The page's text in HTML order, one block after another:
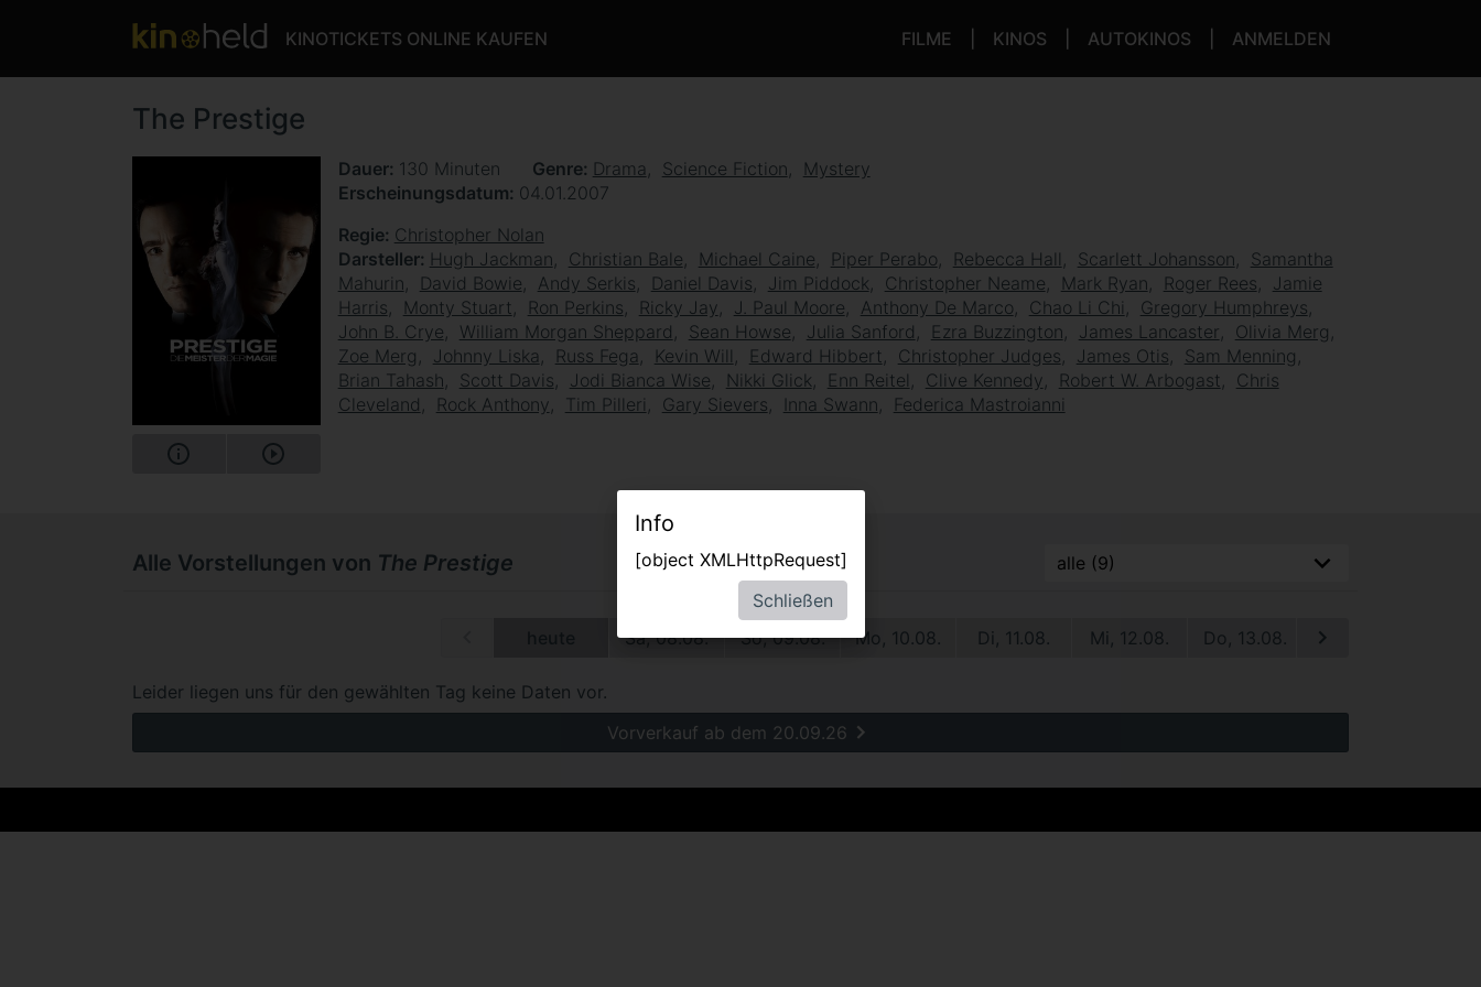
KINOTICKETS ONLINE KAUFEN FILME KINOS AUTOKINOS ANMELDEN
The Prestige
Dauer 130 Minuten Genre Drama Science Fiction
Mystery
Erscheinungsdatum 04.01.2007
Regie Christopher Nolan
Darsteller Hugh Jackman Christian Bale Michael Caine Piper Perabo Rebecca Hall Scarlett Johansson
Samantha
Mahurin
David Bowie Andy Serkis Daniel Davis Jim Piddock Christopher Neame Mark Ryan Roger Rees
Jamie
Harris
Monty Stuart Ron Perkins Ricky Jay J. Paul Moore Anthony De Marco Chao Li Chi
Gregory Humphreys
John B. Crye
William Morgan Sheppard Sean Howse Julia Sanford Ezra Buzzington James Lancaster
Olivia Merg
Zoe Merg
Johnny Liska Russ Fega Kevin Will Edward Hibbert Christopher Judges James Otis
Sam Menning
Brian Tahash
Scott Davis Jodi Bianca Wise Nikki Glick Enn Reitel Clive Kennedy Robert W. Arbogast
Chris
Cleveland
Rock Anthony Tim Pilleri Gary Sievers Inna Swann Federica Mastroianni
Alle Vorstellungen von The Prestige
Sa, 08.08. So, 09.08. Mo, 10.08. Di, 11.08. Mi, 12.08. Do, 13.08. Fr, 14.08.
Leider liegen uns für den gewählten Tag keine Daten vor.
Vorverkauf ab dem 20.09.26
Info
[object XMLHttpRequest]
Schließen